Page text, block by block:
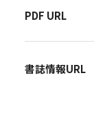
PDF URL
書誌情報URL